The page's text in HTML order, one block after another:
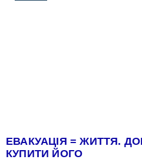
ЕВАКУАЦІЯ = ЖИТТЯ.
КУПИТИ ЙОГО